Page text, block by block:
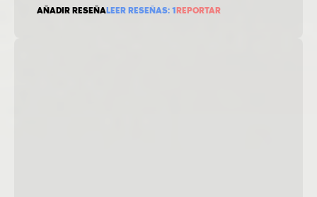
AÑADIR RESEÑALEER RESEÑAS: 1REPORTAR